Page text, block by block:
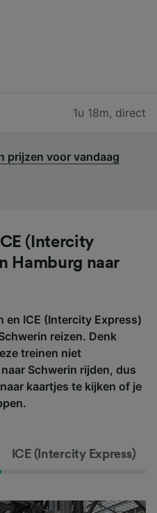
1u 18m, direct
prijzen voor vandaag
(Intercity
Hamburg naar
en ICE (Intercity Express)
reizen. Denk
treinen niet
Schwerin rijden, dus
kaartjes te kijken of je
ICE (Intercity Express)